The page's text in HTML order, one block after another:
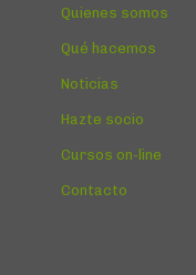
Quienes somos
Qué hacemos
Noticias
Hazte socio
Cursos on-line
Contacto